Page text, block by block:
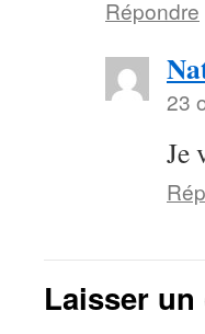
Répondre
23
Je
Laisser